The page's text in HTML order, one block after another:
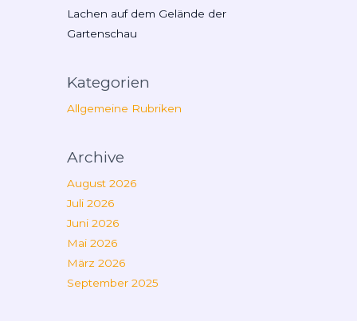
Lachen auf dem Gelände der
Gartenschau
Kategorien
Allgemeine Rubriken
Archive
August 2026
Juli 2026
Juni 2026
Mai 2026
März 2026
September 2025